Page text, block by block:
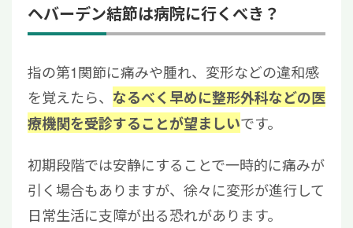
ヘバーデン結節は病院に行くべき？
指の第1関節に痛みや腫れ、変形などの違和感
を覚えたら、 なるべく早めに整形外科などの医
療機関を受診することが望ましいです。
初期段階では安静にすることで一時的に痛みが
引く場合もありますが、徐々に変形が進行して
日常生活に支障が出る恐れがあります。